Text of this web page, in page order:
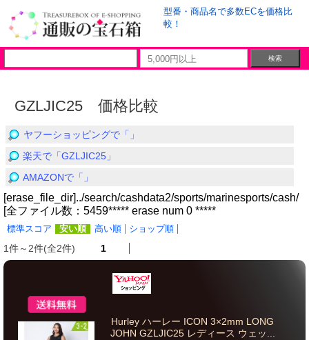
型番・商品名で多数ECを価格比
較！
GZLJIC25 価格比較
ヤフーショッピングで「」
楽天で「GZLJIC25」
AMAZONで「」
[erase_file_dir]../search/cashdata2/sports/marinesports/cash/
[全ファイル数：5459***** erase num 0 *****
標準スコア 安い順 高い順 ショップ順
1件～2件(全2件) 1
Hurley ハーレー ICON 3×2mm LONG
JOHN GZLJIC25 レディース ウェッ...